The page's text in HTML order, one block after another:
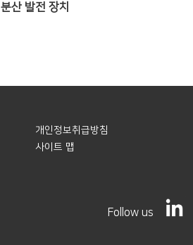
분산 발전 장치
개인정보취급방침
사이트 맵
Follow us